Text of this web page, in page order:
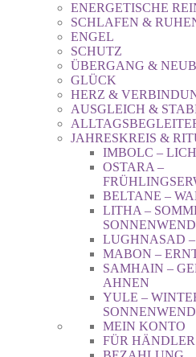
ENERGETISCHE
SCHLAFEN &
ENGEL
SCHUTZ
ÜBERGANG &
GLÜCK
HERZ &
AUSGLEICH &
JAHRESKREIS &
IMBOLC –
OSTARA –
BELTANE –
LITHA –
LUGHNASAD
MABON –
SAMHAIN –
AHNEN
YULE –
MEIN KONTO
FÜR HÄNDLER